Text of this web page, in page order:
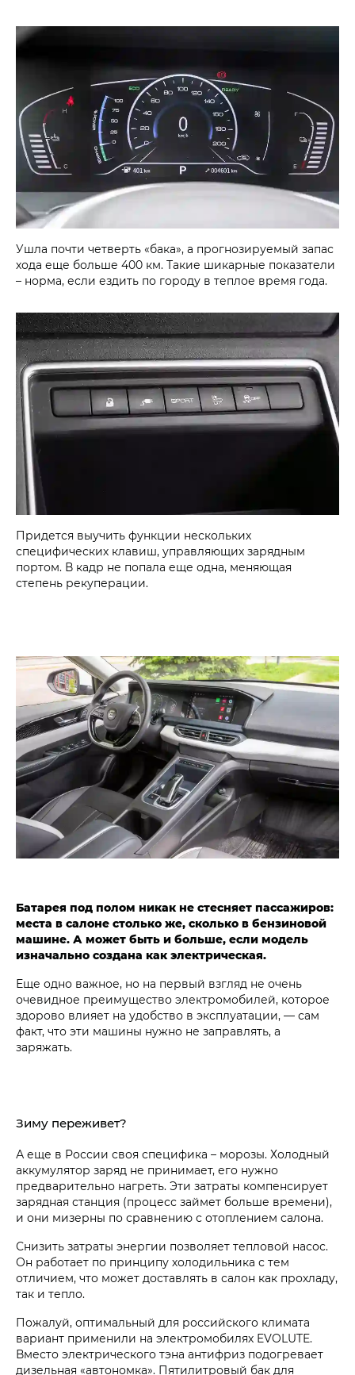
Ушла почти четверть «бака», а прогнозируемый запас
хода еще больше 400 км. Такие шикарные показатели
– норма, если ездить по городу в теплое время года.
Придется выучить функции нескольких
специфических клавиш, управляющих зарядным
портом. В кадр не попала еще одна, меняющая
степень рекуперации.
Батарея под полом никак не стесняет пассажиров:
места в салоне столько же, сколько в бензиновой
машине. А может быть и больше, если модель
изначально создана как электрическая.
Еще одно важное, но на первый взгляд не очень
очевидное преимущество электромобилей, которое
здорово влияет на удобство в эксплуатации, — сам
факт, что эти машины нужно не заправлять, а
заряжать.
Зиму переживет?
А еще в России своя специфика – морозы. Холодный
аккумулятор заряд не принимает, его нужно
предварительно нагреть. Эти затраты компенсирует
зарядная станция (процесс займет больше времени),
и они мизерны по сравнению с отоплением салона.
Снизить затраты энергии позволяет тепловой насос.
Он работает по принципу холодильника с тем
отличием, что может доставлять в салон как прохладу,
так и тепло.
Пожалуй, оптимальный для российского климата
вариант применили на электромобилях EVOLUTE.
Вместо электрического тэна антифриз подогревает
дизельная «автономка». Пятилитровый бак для